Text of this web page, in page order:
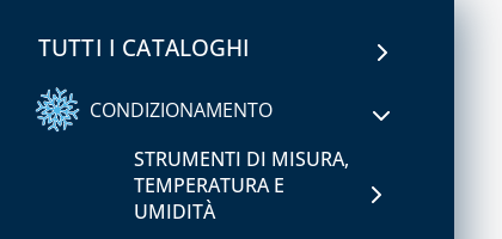
TUTTI I CATALOGHI
CONDIZIONAMENTO
SIGILLANTI, ADDITIVI E
RILEVATORI DI PERDITE
CAPITOLO 05
STRUMENTI DI MISURA,
TEMPERATURA E
UMIDITÀ